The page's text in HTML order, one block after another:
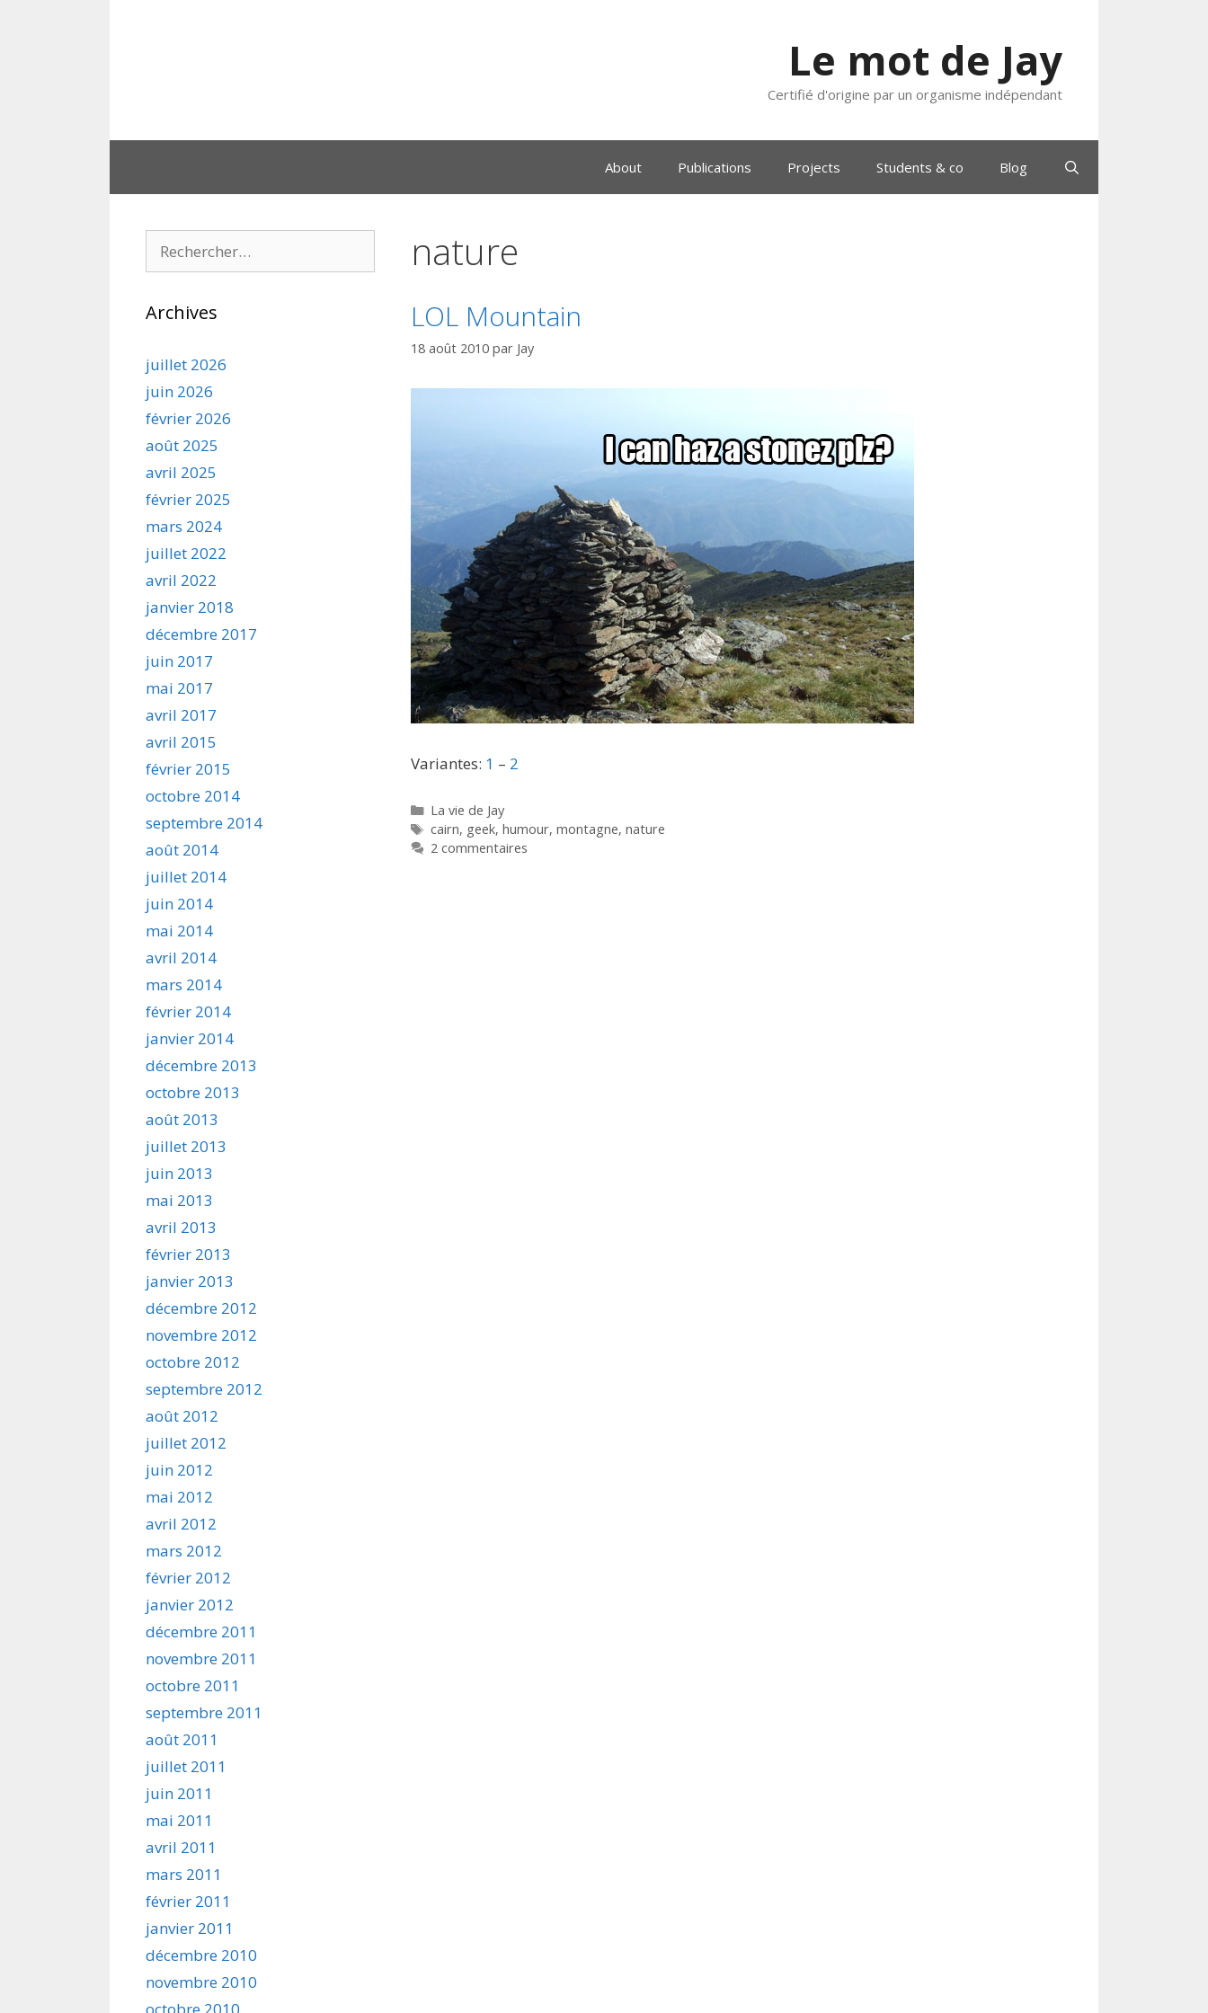
Le mot de Jay
Certifié d'origine par un organisme indépendant
About Publications Projects Students & co Blog
nature
LOL Mountain
18 août 2010 par Jay
Variantes: 1 – 2
Catégories
La vie de Jay
Étiquettes
cairn, geek, humour, montagne, nature
2 commentaires
Archives
juillet 2026
juin 2026
février 2026
août 2025
avril 2025
février 2025
mars 2024
juillet 2022
avril 2022
janvier 2018
décembre 2017
juin 2017
mai 2017
avril 2017
avril 2015
février 2015
octobre 2014
septembre 2014
août 2014
juillet 2014
juin 2014
mai 2014
avril 2014
mars 2014
février 2014
janvier 2014
décembre 2013
octobre 2013
août 2013
juillet 2013
juin 2013
mai 2013
avril 2013
février 2013
janvier 2013
décembre 2012
novembre 2012
octobre 2012
septembre 2012
août 2012
juillet 2012
juin 2012
mai 2012
avril 2012
mars 2012
février 2012
janvier 2012
décembre 2011
novembre 2011
octobre 2011
septembre 2011
août 2011
juillet 2011
juin 2011
mai 2011
avril 2011
mars 2011
février 2011
janvier 2011
décembre 2010
novembre 2010